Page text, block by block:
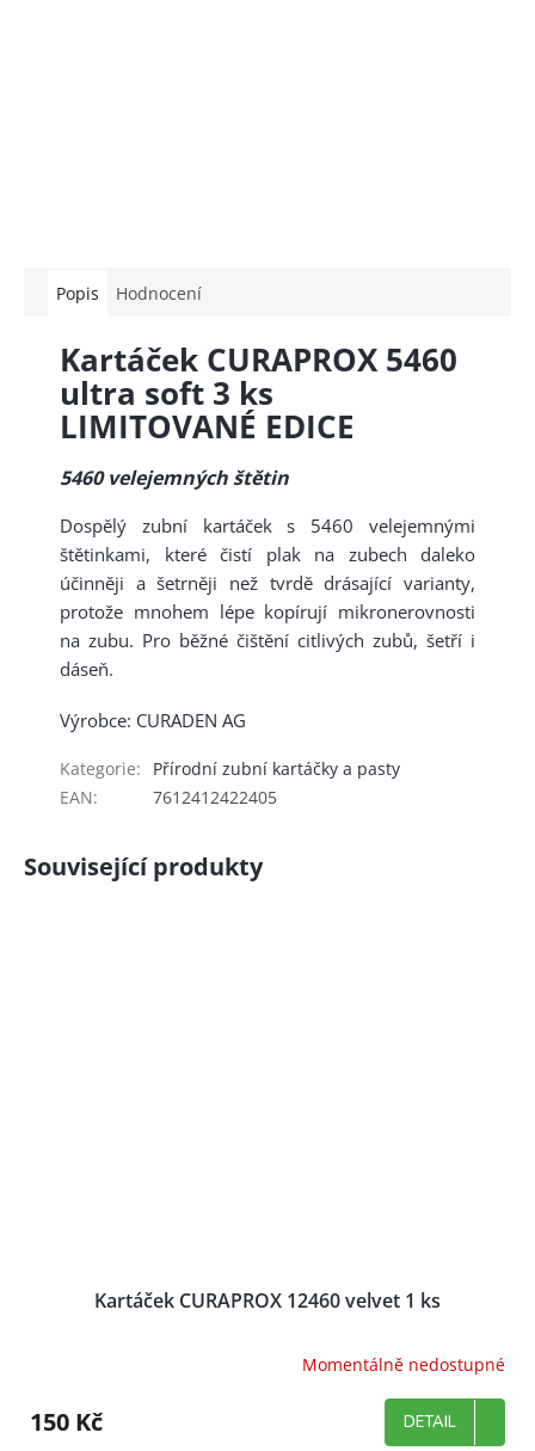
Popis Hodnocení
Kartáček CURAPROX 5460
ultra soft 3 ks
LIMITOVANÉ EDICE
5460 velejemných štětin
Dospělý zubní kartáček s 5460 velejemnými
štětinkami, které čistí plak na zubech daleko
účinněji a šetrněji než tvrdě drásající varianty,
protože mnohem lépe kopírují mikronerovnosti
na zubu. Pro běžné čištění citlivých zubů, šetří i
dáseň.
Výrobce: CURADEN AG
Kategorie:
Přírodní zubní kartáčky a pasty
EAN: 7612412422405
Související produkty
Kartáček CURAPROX 12460 velvet 1 ks
Momentálně nedostupné
150 Kč DETAIL